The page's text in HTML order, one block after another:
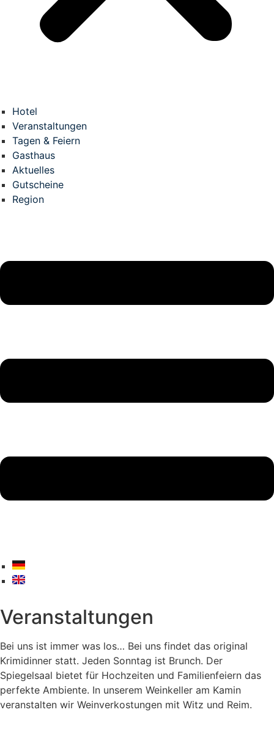
Hotel
Veranstaltungen
Tagen & Feiern
Gasthaus
Aktuelles
Gutscheine
Region
Veranstaltungen
Bei uns ist immer was los… Bei uns findet das original
Krimidinner statt. Jeden Sonntag ist Brunch. Der
Spiegelsaal bietet für Hochzeiten und Familienfeiern das
perfekte Ambiente. In unserem Weinkeller am Kamin
veranstalten wir Weinverkostungen mit Witz und Reim.